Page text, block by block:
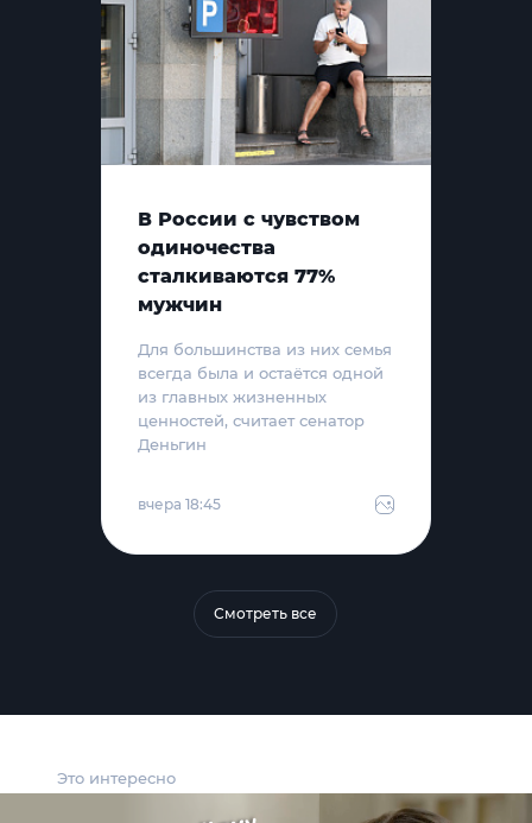
Это интересно
В России с чувством
одиночества
сталкиваются 77%
мужчин
Для большинства из них семья
всегда была и остаётся одной
из главных жизненных
ценностей, считает сенатор
Деньгин
вчера 18:45
Смотреть все